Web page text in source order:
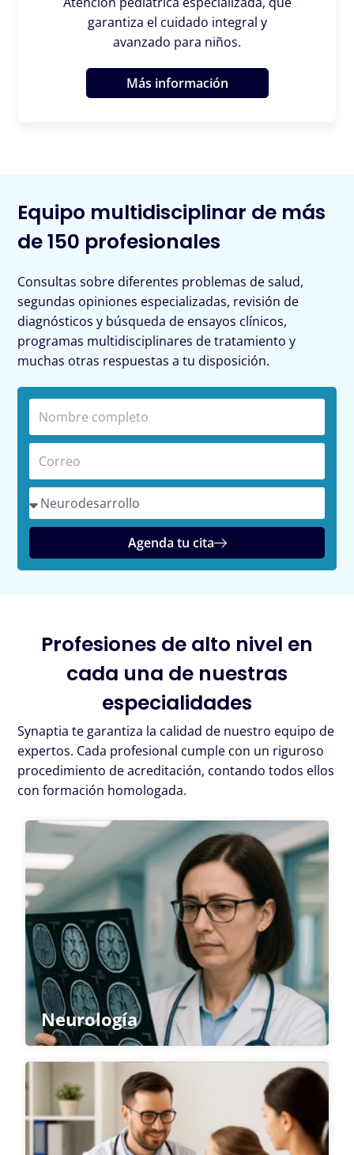
garantiza el cuidado integral y
avanzado para niños.
Más información
Equipo multidisciplinar de más
de 150 profesionales
Consultas sobre diferentes problemas de salud,
segundas opiniones especializadas, revisión de
diagnósticos y búsqueda de ensayos clínicos,
programas multidisciplinares de tratamiento y
muchas otras respuestas a tu disposición.
m
r
e
c
r
r
e
e
l
e
c
s
e
r
v
i
o
Agenda tu cita
Profesiones de alto nivel en
cada una de nuestras
especialidades
Synaptia te garantiza la calidad de nuestro equipo de
expertos. Cada profesional cumple con un riguroso
procedimiento de acreditación, contando todos ellos
con formación homologada.
Haz clic aquí
Neurología